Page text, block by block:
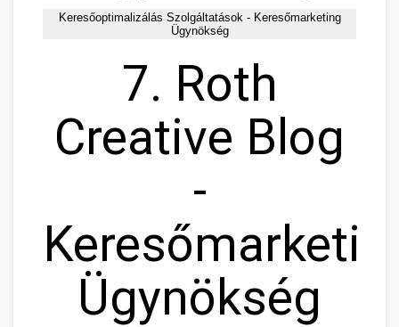
Keresőoptimalizálás Szolgáltatások - Keresőmarketing
Ügynökség
7. Roth
Creative Blog
-
Ügynökség